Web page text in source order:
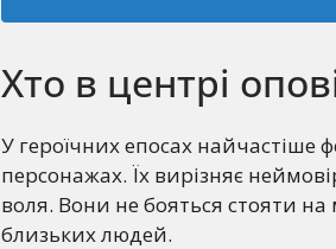
Хто в центрі
У героїчних епосах найчастіше
персонажах. Їх вирізняє
воля. Вони не бояться стояти
близьких людей.